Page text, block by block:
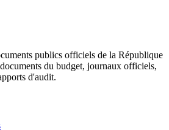
publics officiels de la République
du budget, journaux officiels,
d'audit.